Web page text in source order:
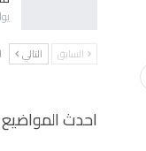
السابق التالي 1
احدث المواضيع